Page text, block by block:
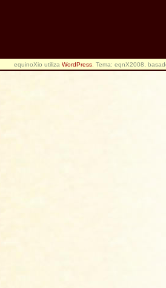
equinoXio utiliza WordPress. Tema: eqnX2008,